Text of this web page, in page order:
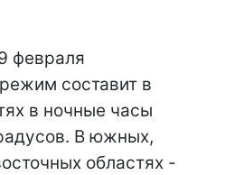
февраля
составит в
в ночные часы
В южных,
областях -